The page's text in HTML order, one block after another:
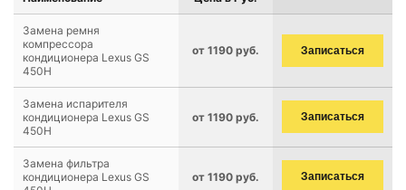
Замена ремня
компрессора
кондиционера Lexus GS
450H
от 1190 руб. Записаться
Замена испарителя
кондиционера Lexus GS
450H
от 1190 руб. Записаться
Замена фильтра
кондиционера Lexus GS
от 1190 руб. Записаться